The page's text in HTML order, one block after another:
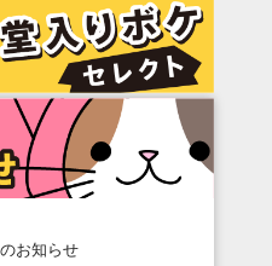
お知らせ